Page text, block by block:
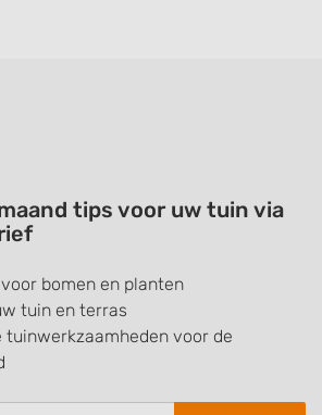
tips voor uw tuin via
bomen en planten
tuin en terras
tuinwerkzaamheden voor de